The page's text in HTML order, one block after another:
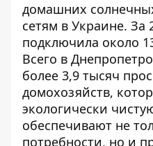
домашних
сетям в Украине. За
подключила около
Всего в
более 3,9 тысяч
домохозяйств,
экологически
обеспечивают не
потребности, но и